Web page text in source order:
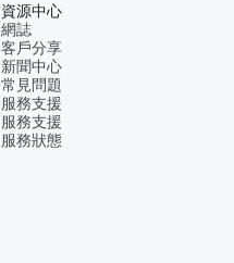
資源中心
網誌
客戶分享
新聞中心
常見問題
服務支援
服務支援
服務狀態